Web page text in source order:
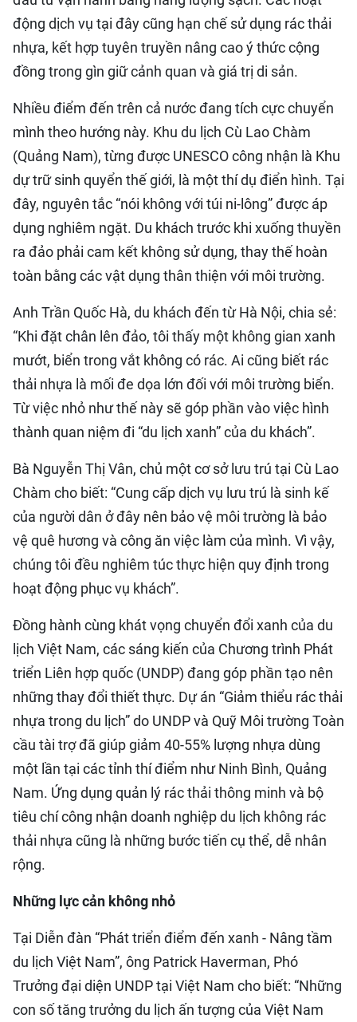
động dịch vụ tại đây cũng hạn chế sử dụng rác thải
nhựa, kết hợp tuyên truyền nâng cao ý thức cộng
đồng trong gìn giữ cảnh quan và giá trị di sản.
Nhiều điểm đến trên cả nước đang tích cực chuyển
mình theo hướng này. Khu du lịch Cù Lao Chàm
(Quảng Nam), từng được UNESCO công nhận là Khu
dự trữ sinh quyển thế giới, là một thí dụ điển hình. Tại
đây, nguyên tắc “nói không với túi ni-lông” được áp
dụng nghiêm ngặt. Du khách trước khi xuống thuyền
ra đảo phải cam kết không sử dụng, thay thế hoàn
toàn bằng các vật dụng thân thiện với môi trường.
Anh Trần Quốc Hà, du khách đến từ Hà Nội, chia sẻ:
“Khi đặt chân lên đảo, tôi thấy một không gian xanh
mướt, biển trong vắt không có rác. Ai cũng biết rác
thải nhựa là mối đe dọa lớn đối với môi trường biển.
Từ việc nhỏ như thế này sẽ góp phần vào việc hình
thành quan niệm đi “du lịch xanh” của du khách”.
Bà Nguyễn Thị Vân, chủ một cơ sở lưu trú tại Cù Lao
Chàm cho biết: “Cung cấp dịch vụ lưu trú là sinh kế
của người dân ở đây nên bảo vệ môi trường là bảo
vệ quê hương và công ăn việc làm của mình. Vì vậy,
chúng tôi đều nghiêm túc thực hiện quy định trong
hoạt động phục vụ khách”.
Đồng hành cùng khát vọng chuyển đổi xanh của du
lịch Việt Nam, các sáng kiến của Chương trình Phát
triển Liên hợp quốc (UNDP) đang góp phần tạo nên
những thay đổi thiết thực. Dự án “Giảm thiểu rác thải
nhựa trong du lịch” do UNDP và Quỹ Môi trường Toàn
cầu tài trợ đã giúp giảm 40-55% lượng nhựa dùng
một lần tại các tỉnh thí điểm như Ninh Bình, Quảng
Nam. Ứng dụng quản lý rác thải thông minh và bộ
tiêu chí công nhận doanh nghiệp du lịch không rác
thải nhựa cũng là những bước tiến cụ thể, dễ nhân
rộng.
Những lực cản không nhỏ
Tại Diễn đàn “Phát triển điểm đến xanh - Nâng tầm
du lịch Việt Nam”, ông Patrick Haverman, Phó
Trưởng đại diện UNDP tại Việt Nam cho biết: “Những
con số tăng trưởng du lịch ấn tượng của Việt Nam